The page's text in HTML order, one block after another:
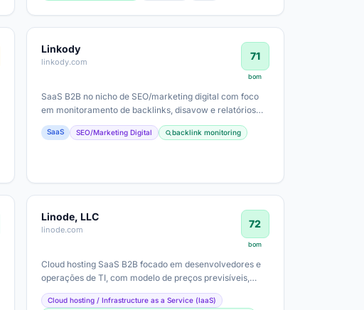
Linkody
linkody.com 71
bom
SaaS B2B no nicho de SEO/marketing digital com foco
em monitoramento de backlinks, disavow e relatórios
para agências e clientes; modelo de…
SaaS SEO/Marketing Digital backlink monitoring
Linode, LLC
linode.com 72
bom
Cloud hosting SaaS B2B focado em desenvolvedores e
operações de TI, com modelo de preços previsíveis,
possibilidade de uso para deploys de…
Cloud hosting / Infrastructure as a Service (IaaS)